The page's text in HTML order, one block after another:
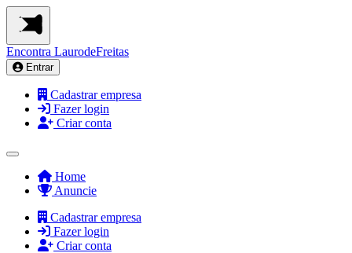
Encontra LaurodeFreitas
Entrar
Cadastrar empresa
Fazer login
Criar conta
Home
Anuncie
Cadastrar empresa
Fazer login
Criar conta